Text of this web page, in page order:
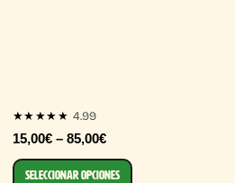
★★★★★ 4.99
15,00€ – 85,00€
SELECCIONAR OPCIONES